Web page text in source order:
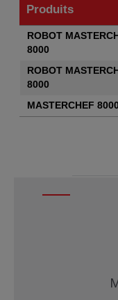
Produits
Produits
ROBOT
8000
ROBOT
8000
MASTERCHEF